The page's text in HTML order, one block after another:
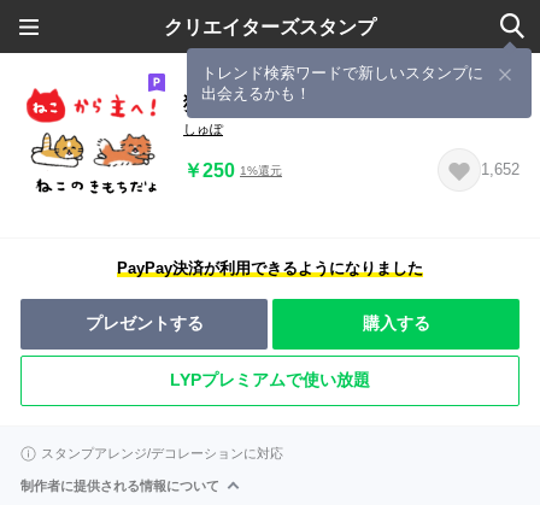
クリエイターズスタンプ
トレンド検索ワードで新しいスタンプに
出会えるかも！
猫から飼い主へ
しゅぽ
￥250 1%還元 1,652
PayPay決済が利用できるようになりました
プレゼントする 購入する
LYPプレミアムで使い放題
スタンプアレンジ/デコレーションに対応
制作者に提供される情報について